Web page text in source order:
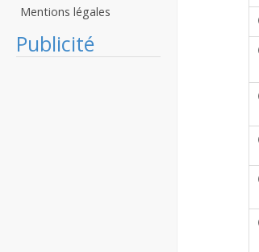
Mentions légales
Publicité